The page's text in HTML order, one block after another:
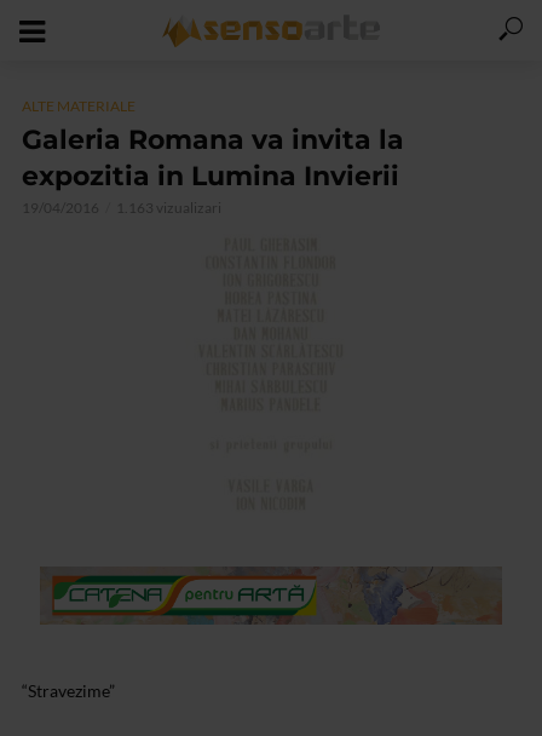
ALTE MATERIALE
Galeria Romana va invita la
expozitia in Lumina Invierii
19/04/2016 1.163 vizualizari
“Stravezime”